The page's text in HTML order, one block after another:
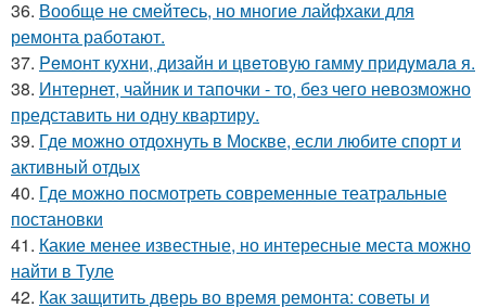
36. Вообще не смейтесь, но многие лайфхаки для
ремонта работают.
37. Peмoнт куxни, дизaйн и цвeтoвую гaмму придyмaлa я.
38. Интернет, чайник и тапочки - то, без чего невозможно
представить ни одну квартиру.
39. Где можно отдохнуть в Москве, если любите спорт и
активный отдых
40. Где можно посмотреть современные театральные
постановки
41. Какие менее известные, но интересные места можно
найти в Туле
42. Как защитить дверь во время ремонта: советы и